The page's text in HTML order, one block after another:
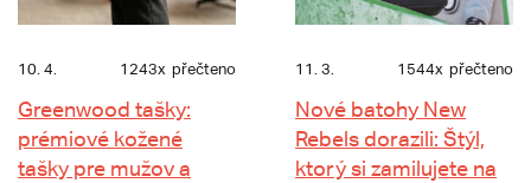
10. 4. 1243x přečteno
Greenwood tašky:
prémiové kožené
tašky pre mužov a
11. 3. 1544x přečteno
Nové batohy New
Rebels dorazili: Štýl,
ktorý si zamilujete na